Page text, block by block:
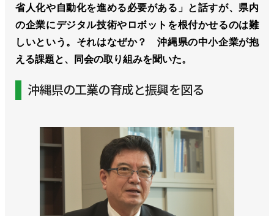
省人化や自動化を進める必要がある」と話すが、県内
の企業にデジタル技術やロボットを根付かせるのは難
しいという。それはなぜか？ 沖縄県の中小企業が抱
える課題と、同会の取り組みを聞いた。
沖縄県の工業の育成と振興を図る